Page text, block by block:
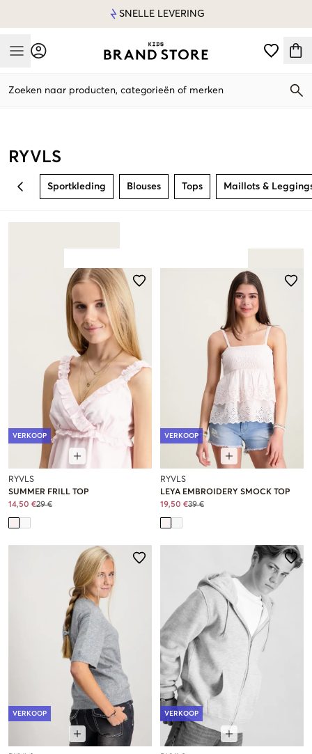
SNELLE LEVERING
Mobile Menu
Zoeken naar producten, categorieën of merken
RYVLS
BACK Sportkleding Blouses Tops Maillots &
VERKOOP
RYVLS
SUMMER FRILL TOP
14,50 €29 €
VERKOOP
RYVLS
LEYA EMBROIDERY SMOCK TOP
19,50 €39 €
VERKOOP VERKOOP